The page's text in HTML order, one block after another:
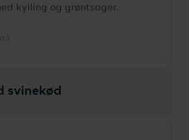
kylling og grøntsager.
svinekød